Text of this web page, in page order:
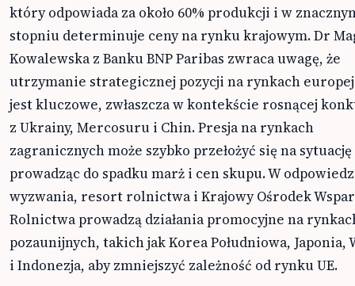
który odpowiada za około 60% produkcji i w
stopniu determinuje ceny na rynku krajowym. Dr
Kowalewska z Banku BNP Paribas zwraca uwagę, że
utrzymanie strategicznej pozycji na rynkach
jest kluczowe, zwłaszcza w kontekście rosnącej
z Ukrainy, Mercosuru i Chin. Presja na rynkach
zagranicznych może szybko przełożyć się na
prowadząc do spadku marż i cen skupu. W
wyzwania, resort rolnictwa i Krajowy Ośrodek
Rolnictwa prowadzą działania promocyjne na
pozaunijnych, takich jak Korea Południowa, Japonia,
i Indonezja, aby zmniejszyć zależność od rynku UE.